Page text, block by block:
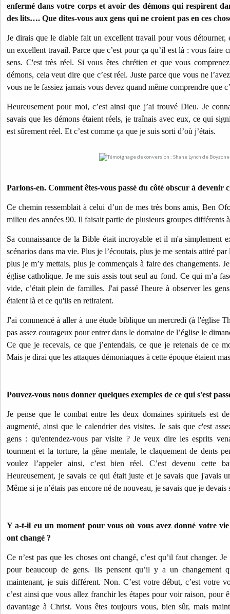
enfermé dans votre corps et avoir des démons qui respirent
des lits…. Que dites-vous aux gens qui ne croient pas en ces
Je dirais que le diable fait un excellent travail pour vous
un excellent travail. Parce que c’est pour ça qu’il est là : vous faire
sens. C'est très réel. Si vous êtes chrétien et que vous
démons, cela veut dire que c’est réel. Juste parce que vous ne
vous ne le fassiez jamais vous devez quand même comprendre que
Heureusement pour moi, c’est ainsi que j’ai trouvé Dieu. Je
savais que les démons étaient réels, je traînais avec eux, ce qui
est sûrement réel. Et c’est comme ça que je suis sorti d’où j’étais.
Parlons-en. Comment êtes-vous passé du côté obscur à devenir
Ce chemin ressemblait à celui d’un de mes très bons amis, Ben
milieu des années 90. Il faisait partie de plusieurs groupes différents
Sa connaissance de la Bible était incroyable et il m'a simplement
scénarios dans ma vie. Plus je l’écoutais, plus je me sentais attiré
plus je m’y mettais, plus je commençais à faire des changements.
église catholique. Je me suis assis tout seul au fond. Ce qui m’a
vide, c’était plein de familles. J'ai passé l'heure à observer les
étaient là et ce qu'ils en retiraient.
J'ai commencé à aller à une étude biblique un mercredi (à l'église
pas assez courageux pour entrer dans le domaine de l’église le
Ce que je recevais, ce que j’entendais, ce que je retenais de ce
Mais je dirai que les attaques démoniaques à cette époque étaient
Pouvez-vous nous donner quelques exemples de ce qui s'est
Je pense que le combat entre les deux domaines spirituels est
augmenté, ainsi que le calendrier des visites. Je sais que c'est
gens : qu'entendez-vous par visite ? Je veux dire les esprits
tourment et la torture, la gêne mentale, le claquement de dents
voulez l’appeler ainsi, c’est bien réel. C’est devenu cette
Heureusement, je savais ce qui était juste et je savais que j'avais
Même si je n’étais pas encore né de nouveau, je savais que je
Y a-t-il eu un moment pour vous où vous avez donné votre
ont changé ?
Ce n’est pas que les choses ont changé, c’est qu’il faut changer.
pour beaucoup de gens. Ils pensent qu’il y a un changement
maintenant, je suis différent. Non. C’est votre début, c’est votre
c’est ainsi que vous allez franchir les étapes pour voir raison, pour
davantage à Christ. Vous êtes toujours vous, bien sûr, mais